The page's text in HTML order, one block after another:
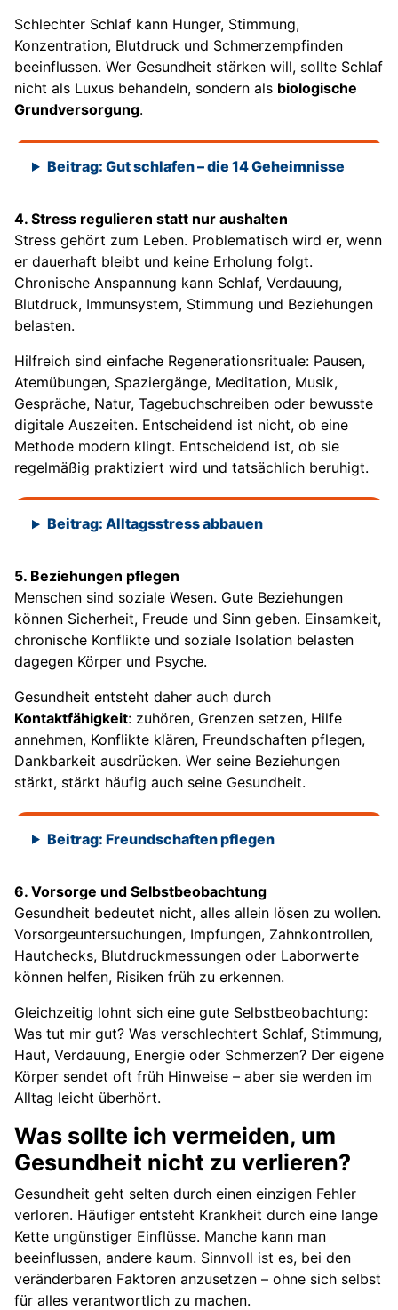
Schlechter Schlaf kann Hunger, Stimmung,
Konzentration, Blutdruck und Schmerzempfinden
beeinflussen. Wer Gesundheit stärken will, sollte Schlaf
nicht als Luxus behandeln, sondern als biologische
Grundversorgung.
Beitrag: Gut schlafen – die 14 Geheimnisse
4. Stress regulieren statt nur aushalten
Stress gehört zum Leben. Problematisch wird er, wenn
er dauerhaft bleibt und keine Erholung folgt.
Chronische Anspannung kann Schlaf, Verdauung,
Blutdruck, Immunsystem, Stimmung und Beziehungen
belasten.
Hilfreich sind einfache Regenerationsrituale: Pausen,
Atemübungen, Spaziergänge, Meditation, Musik,
Gespräche, Natur, Tagebuchschreiben oder bewusste
digitale Auszeiten. Entscheidend ist nicht, ob eine
Methode modern klingt. Entscheidend ist, ob sie
regelmäßig praktiziert wird und tatsächlich beruhigt.
Beitrag: Alltagsstress abbauen
5. Beziehungen pflegen
Menschen sind soziale Wesen. Gute Beziehungen
können Sicherheit, Freude und Sinn geben. Einsamkeit,
chronische Konflikte und soziale Isolation belasten
dagegen Körper und Psyche.
Gesundheit entsteht daher auch durch
Kontaktfähigkeit: zuhören, Grenzen setzen, Hilfe
annehmen, Konflikte klären, Freundschaften pflegen,
Dankbarkeit ausdrücken. Wer seine Beziehungen
stärkt, stärkt häufig auch seine Gesundheit.
Beitrag: Freundschaften pflegen
6. Vorsorge und Selbstbeobachtung
Gesundheit bedeutet nicht, alles allein lösen zu wollen.
Vorsorgeuntersuchungen, Impfungen, Zahnkontrollen,
Hautchecks, Blutdruckmessungen oder Laborwerte
können helfen, Risiken früh zu erkennen.
Gleichzeitig lohnt sich eine gute Selbstbeobachtung:
Was tut mir gut? Was verschlechtert Schlaf, Stimmung,
Haut, Verdauung, Energie oder Schmerzen? Der eigene
Körper sendet oft früh Hinweise – aber sie werden im
Alltag leicht überhört.
Was sollte ich vermeiden, um
Gesundheit nicht zu verlieren?
Gesundheit geht selten durch einen einzigen Fehler
verloren. Häufiger entsteht Krankheit durch eine lange
Kette ungünstiger Einflüsse. Manche kann man
beeinflussen, andere kaum. Sinnvoll ist es, bei den
veränderbaren Faktoren anzusetzen – ohne sich selbst
für alles verantwortlich zu machen.